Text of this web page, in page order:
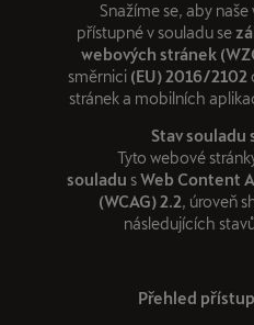
Snažíme se, aby
přístupné v souladu se
webových stránek
směrnici (EU) 2016/2102
stránek a mobilních
Stav souladu
Tyto webové
souladu sWeb Content
(WCAG) 2.2, úroveň
následujících
Přehled